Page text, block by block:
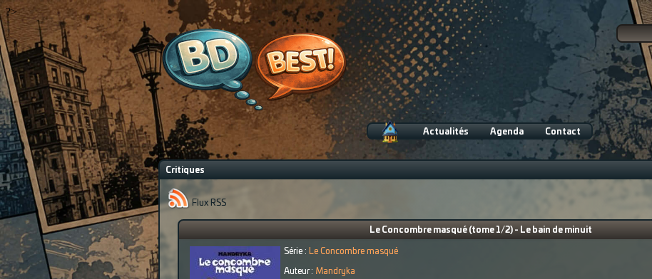
?>
Actualités Agenda Contact
Critiques
Flux RSS
Le Concombre masqué (tome 1/2) - Le bain de minuit
Série : Le Concombre masqué
Auteur : Mandryka